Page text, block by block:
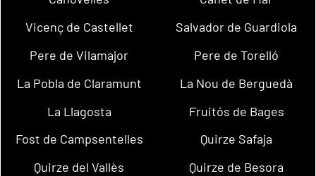
Vicenç de Castellet
Salvador de Guardiola
Pere de Vilamajor
Pere de Torelló
La Pobla de Claramunt
La Nou de Berguedà
La Llagosta
Fruitós de Bages
Fost de Campsentelles
Quirze Safaja
Quirze del Vallès
Quirze de Besora